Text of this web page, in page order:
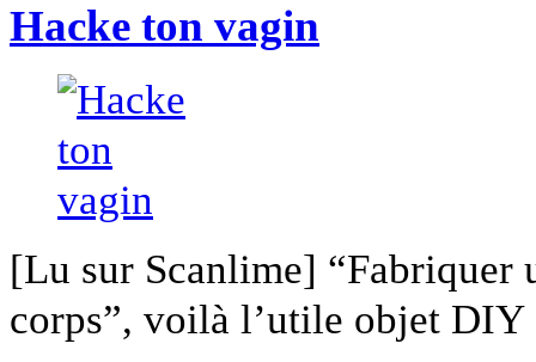
Hacke ton vagin
[Lu sur Scanlime] “Fabriquer
corps”, voilà l’utile objet